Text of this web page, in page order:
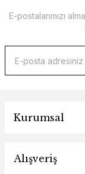
E-postalarımızı
Kurumsal
Alışveriş